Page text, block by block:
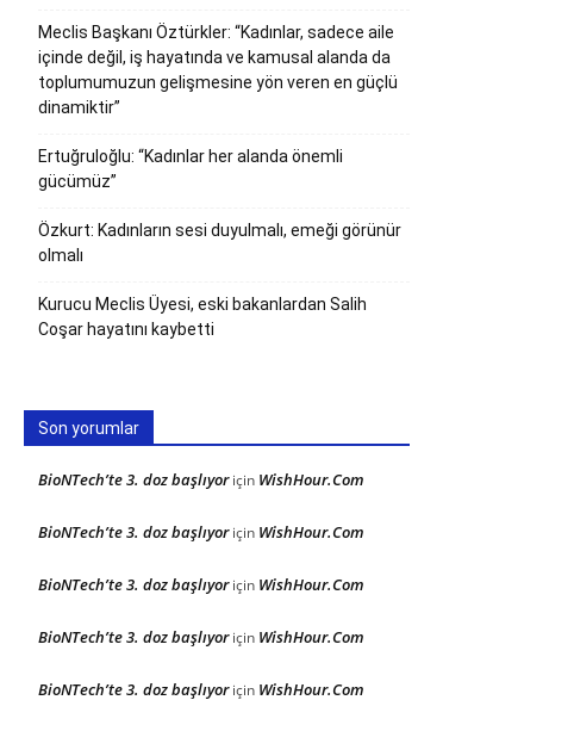
Meclis Başkanı Öztürkler: “Kadınlar, sadece aile
içinde değil, iş hayatında ve kamusal alanda da
toplumumuzun gelişmesine yön veren en güçlü
dinamiktir”
Ertuğruloğlu: “Kadınlar her alanda önemli
gücümüz”
Özkurt: Kadınların sesi duyulmalı, emeği görünür
olmalı
Kurucu Meclis Üyesi, eski bakanlardan Salih
Coşar hayatını kaybetti
Son yorumlar
BioNTech’te 3. doz başlıyoriçin WishHour.Com
BioNTech’te 3. doz başlıyoriçin WishHour.Com
BioNTech’te 3. doz başlıyoriçin WishHour.Com
BioNTech’te 3. doz başlıyoriçin WishHour.Com
BioNTech’te 3. doz başlıyoriçin WishHour.Com